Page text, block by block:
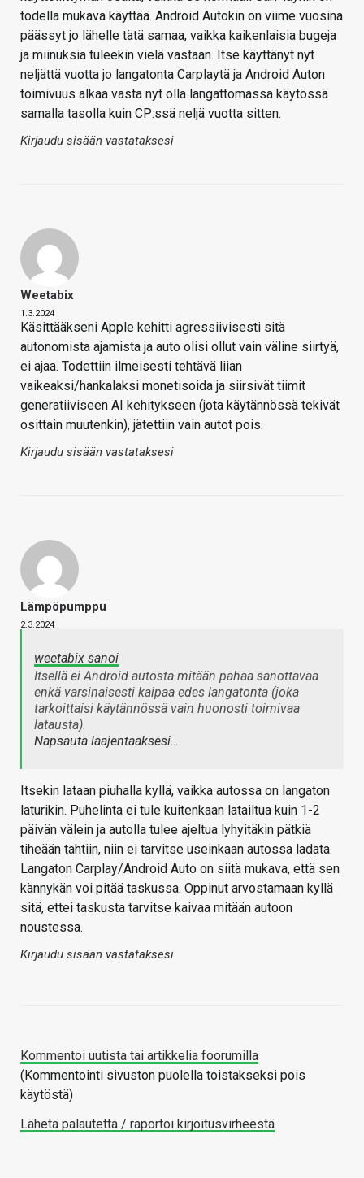
todella mukava käyttää. Android Autokin on viime vuosina
päässyt jo lähelle tätä samaa, vaikka kaikenlaisia bugeja
ja miinuksia tuleekin vielä vastaan. Itse käyttänyt nyt
neljättä vuotta jo langatonta Carplaytä ja Android Auton
toimivuus alkaa vasta nyt olla langattomassa käytössä
samalla tasolla kuin CP:ssä neljä vuotta sitten.
Kirjaudu sisään vastataksesi
Weetabix
1.3.2024
Käsittääkseni Apple kehitti agressiivisesti sitä
autonomista ajamista ja auto olisi ollut vain väline siirtyä,
ei ajaa. Todettiin ilmeisesti tehtävä liian
vaikeaksi/hankalaksi monetisoida ja siirsivät tiimit
generatiiviseen AI kehitykseen (jota käytännössä tekivät
osittain muutenkin), jätettiin vain autot pois.
Kirjaudu sisään vastataksesi
Lämpöpumppu
2.3.2024
weetabix sanoi
Itsellä ei Android autosta mitään pahaa sanottavaa
enkä varsinaisesti kaipaa edes langatonta (joka
tarkoittaisi käytännössä vain huonosti toimivaa
latausta).
Napsauta laajentaaksesi…
Itsekin lataan piuhalla kyllä, vaikka autossa on langaton
laturikin. Puhelinta ei tule kuitenkaan latailtua kuin 1-2
päivän välein ja autolla tulee ajeltua lyhyitäkin pätkiä
tiheään tahtiin, niin ei tarvitse useinkaan autossa ladata.
Langaton Carplay/Android Auto on siitä mukava, että sen
kännykän voi pitää taskussa. Oppinut arvostamaan kyllä
sitä, ettei taskusta tarvitse kaivaa mitään autoon
noustessa.
Kirjaudu sisään vastataksesi
Kommentoi uutista tai artikkelia foorumilla
(Kommentointi sivuston puolella toistakseksi pois
käytöstä)
Lähetä palautetta / raportoi kirjoitusvirheestä